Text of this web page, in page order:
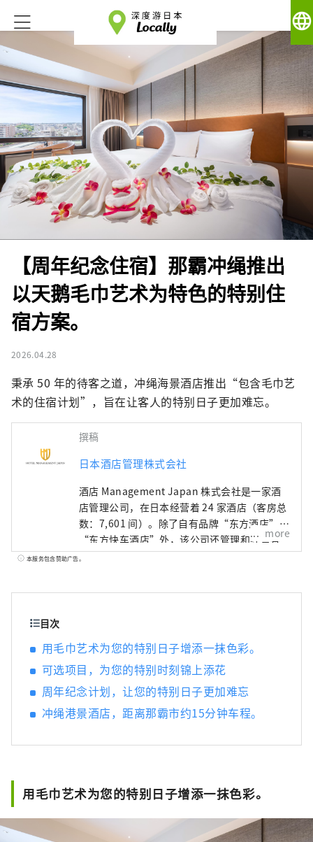
language
【周年纪念住宿】那霸冲绳推出
以天鹅毛巾艺术为特色的特别住
宿方案。
2026.04.28
秉承 50 年的待客之道，冲绳海景酒店推出“包含毛巾艺
术的住宿计划”，旨在让客人的特别日子更加难忘。
撰稿
日本酒店管理株式会社
酒店 Management Japan 株式会社是一家酒
店管理公司，在日本经营着 24 家酒店（客房总
数：7,601 间）。除了自有品牌“东方酒店”和
“东方快车酒店”外，该公司还管理和经营各
种酒店，包括“希尔顿”、“喜来登”和“日
more
本服务包含赞助广告。
目次
用毛巾艺术为您的特别日子增添一抹色彩。
可选项目，为您的特别时刻锦上添花
周年纪念计划，让您的特别日子更加难忘
冲绳港景酒店，距离那霸市约15分钟车程。
用毛巾艺术为您的特别日子增添一抹色彩。